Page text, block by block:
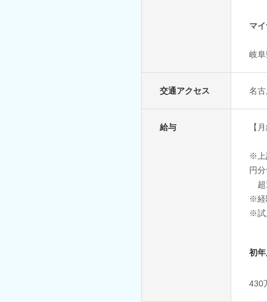
マ
岐
交通アクセス 名
給与 【
※上
円
超
※経
※試
初
430